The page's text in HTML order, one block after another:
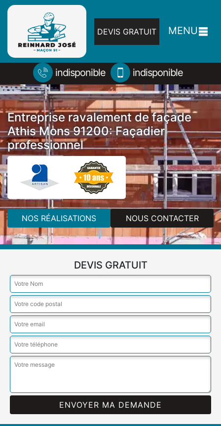
DEVIS GRATUIT MENU
indisponible indisponible
Entreprise ravalement de façade
Athis Mons 91200: Façadier
professionnel
NOS RÉALISATIONS NOUS CONTACTER
DEVIS GRATUIT